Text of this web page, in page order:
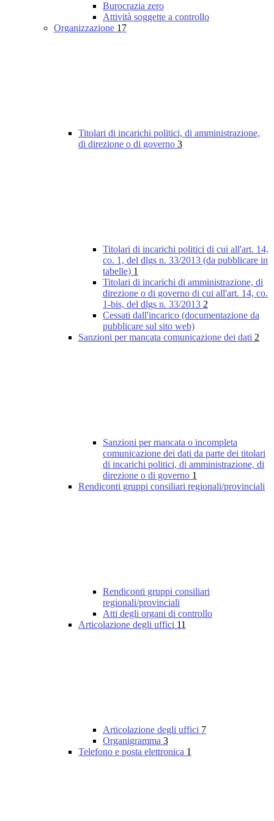
Burocrazia zero
Attività soggette a controllo
Organizzazione 17
Titolari di incarichi politici, di amministrazione,
di direzione o di governo 3
Titolari di incarichi politici di cui all'art. 14,
co. 1, del dlgs n. 33/2013 (da pubblicare in
tabelle) 1
Titolari di incarichi di amministrazione, di
direzione o di governo di cui all'art. 14, co.
1-bis, del dlgs n. 33/2013 2
Cessati dall'incarico (documentazione da
pubblicare sul sito web)
Sanzioni per mancata comunicazione dei dati 2
Sanzioni per mancata o incompleta
comunicazione dei dati da parte dei titolari
di incarichi politici, di amministrazione, di
direzione o di governo 1
Rendiconti gruppi consiliari regionali/provinciali
Rendiconti gruppi consiliari
regionali/provinciali
Atti degli organi di controllo
Articolazione degli uffici 11
Articolazione degli uffici 7
Organigramma 3
Telefono e posta elettronica 1